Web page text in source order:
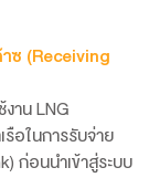
ซ (Receiving
าน LNG
อในการรับจ่าย
ก่อนนำเข้าสู่ระบบ